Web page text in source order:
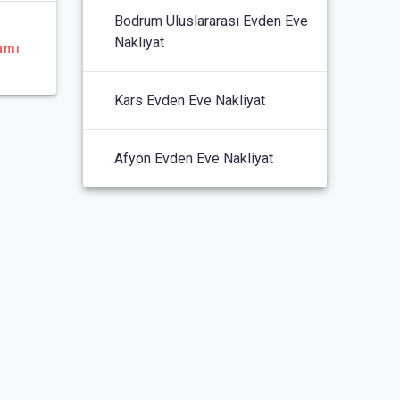
Bodrum Uluslararası Evden Eve
Nakliyat
Kars Evden Eve Nakliyat
Afyon Evden Eve Nakliyat